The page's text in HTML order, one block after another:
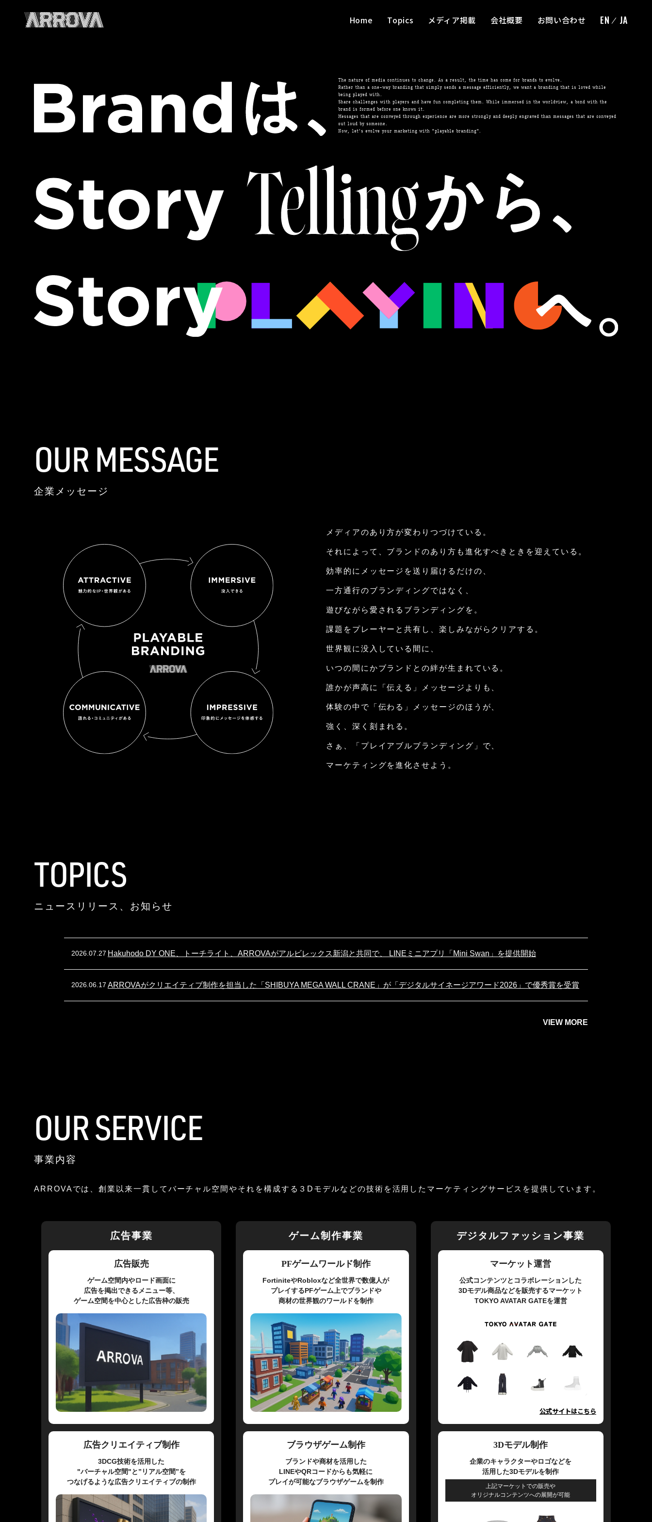
Home Topics メディア掲載 会社概要 お問い合わせ EN JA
The nature of media continues to change. As a result, the time has come for brands to evolve.
Rather than a one-way branding that simply sends a message efficiently, we want a branding that is loved while
being played with.
Share challenges with players and have fun completing them. While immersed in the worldview, a bond with the
brand is formed before one knows it.
Messages that are conveyed through experience are more strongly and deeply engraved than messages that are conveyed
out loud by someone.
Now, let's evolve your marketing with "playable branding".
OUR MESSAGE
企業メッセージ
メディアのあり⽅が変わりつづけている。
それによって、ブランドのあり⽅も 進化すべきときを迎えている。
効率的にメッセージを送り届けるだけの、
⼀⽅通⾏のブランディングではなく、
遊びながら愛されるブランディングを。
課題をプレーヤーと共有し、 楽しみながらクリアする。
世界観に没⼊している間に、
いつの間にかブランドとの絆が⽣まれている。
誰かが声⾼に「伝える」メッセージよりも、
体験の中で「伝わる」メッセージのほうが、
強く、深く刻まれる。
さぁ、「プレイアブルブランディング」で、
マーケティングを進化させよう。
TOPICS
ニュースリリース、お知らせ
2026.07.27 Hakuhodo DY ONE、トーチライト、ARROVAがアルビレックス新潟と共同で、 LINEミニアプリ「Mini Swan」を提供開始
2026.06.17 ARROVAがクリエイティブ制作を担当した「SHIBUYA MEGA WALL CRANE」が「デジタルサイネージアワード2026」で優秀賞を受賞
VIEW MORE
OUR SERVICE
事業内容
ARROVAでは、創業以来一貫してバーチャル空間やそれを構成する３Dモデルなどの技術を活用したマーケティングサービスを提供しています。
広告事業
広告販売
ゲーム空間内やロード画面に
広告を掲出できるメニュー等、
ゲーム空間を中心とした広告枠の販売
広告クリエイティブ制作
3DCG技術を活用した
"バーチャル空間"と”リアル空間”を
つなげるような広告クリエイティブの制作
ゲーム制作事業
PFゲームワールド制作
FortiniteやRobloxなど全世界で数億人が
プレイするPFゲーム上でブランドや
商材の世界観のワールドを制作
ブラウザゲーム制作
ブランドや商材を活用した
LINEやQRコードからも気軽に
プレイが可能なブラウザゲームを制作
デジタルファッション事業
マーケット運営
公式コンテンツとコラボレーションした
3Dモデル商品などを販売するマーケット
TOKYO AVATAR GATEを運営
公式サイトはこちら
3Dモデル制作
企業のキャラクターやロゴなどを
活用した3Dモデルを制作
上記マーケットでの販売や
オリジナルコンテンツへの展開が可能